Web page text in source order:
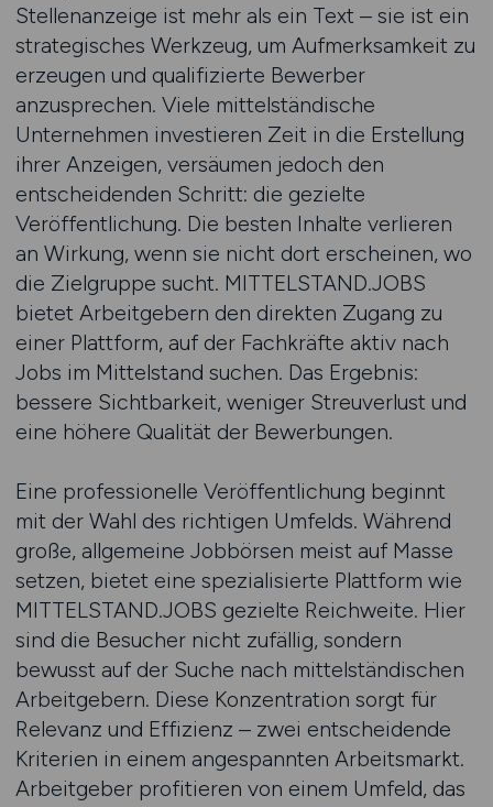
Stellenanzeige ist mehr als ein Text – sie ist ein
strategisches Werkzeug, um Aufmerksamkeit zu
erzeugen und qualifizierte Bewerber
anzusprechen. Viele mittelständische
Unternehmen investieren Zeit in die Erstellung
ihrer Anzeigen, versäumen jedoch den
entscheidenden Schritt: die gezielte
Veröffentlichung. Die besten Inhalte verlieren
an Wirkung, wenn sie nicht dort erscheinen, wo
die Zielgruppe sucht. MITTELSTAND.JOBS
bietet Arbeitgebern den direkten Zugang zu
einer Plattform, auf der Fachkräfte aktiv nach
Jobs im Mittelstand suchen. Das Ergebnis:
bessere Sichtbarkeit, weniger Streuverlust und
eine höhere Qualität der Bewerbungen.
Eine professionelle Veröffentlichung beginnt
mit der Wahl des richtigen Umfelds. Während
große, allgemeine Jobbörsen meist auf Masse
setzen, bietet eine spezialisierte Plattform wie
MITTELSTAND.JOBS gezielte Reichweite. Hier
sind die Besucher nicht zufällig, sondern
bewusst auf der Suche nach mittelständischen
Arbeitgebern. Diese Konzentration sorgt für
Relevanz und Effizienz – zwei entscheidende
Kriterien in einem angespannten Arbeitsmarkt.
Arbeitgeber profitieren von einem Umfeld, das